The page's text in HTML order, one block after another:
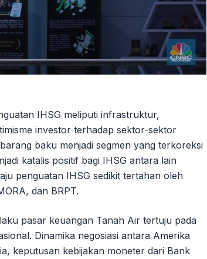
IHSG meliputi infrastruktur,
investor terhadap sektor-sektor
baku menjadi segmen yang terkoreksi
katalis positif bagi IHSG antara lain
penguatan IHSG sedikit tertahan oleh
dan BRPT.
pasar keuangan Tanah Air tertuju pada
Dinamika negosiasi antara Amerika
keputusan kebijakan moneter dari Bank